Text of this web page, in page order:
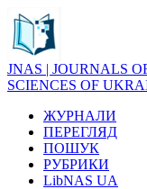
JNAS | JOURNALS
SCIENCES OF
ЖУРНАЛИ
ПЕРЕГЛЯД
ПОШУК
РУБРИКИ
LibNAS UA